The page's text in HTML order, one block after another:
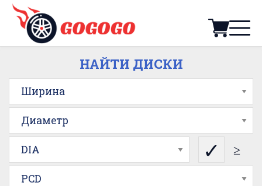
НАЙТИ ДИСКИ
Ширина
Диаметр
DIA ≥
PCD